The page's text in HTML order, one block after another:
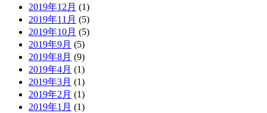
2019年12月 (1)
2019年11月 (5)
2019年10月 (5)
2019年9月 (5)
2019年8月 (9)
2019年4月 (1)
2019年3月 (1)
2019年2月 (1)
2019年1月 (1)